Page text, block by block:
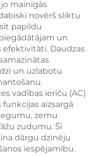
mainīgās
novērš sliktu
papildu
un
efektivitāti. Daudzas
un uzlabotu
vadības ierīču (AC)
aizsargā
zemu
zudumu. Šī
dārgu dzinēju
iespējamību.